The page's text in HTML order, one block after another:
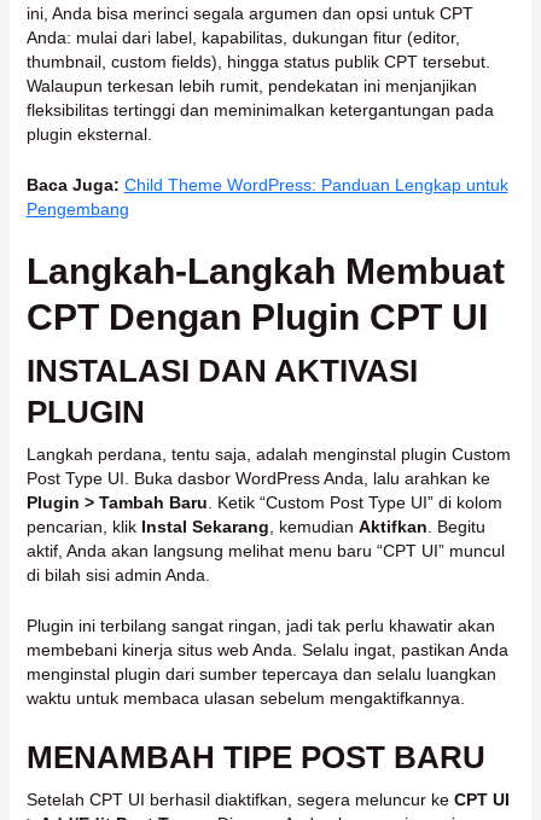
ini, Anda bisa merinci segala argumen dan opsi untuk CPT
Anda: mulai dari label, kapabilitas, dukungan fitur (editor,
thumbnail, custom fields), hingga status publik CPT tersebut.
Walaupun terkesan lebih rumit, pendekatan ini menjanjikan
fleksibilitas tertinggi dan meminimalkan ketergantungan pada
plugin eksternal.
Baca Juga: Child Theme WordPress: Panduan Lengkap untuk
Pengembang
Langkah-Langkah Membuat
CPT Dengan Plugin CPT UI
INSTALASI DAN AKTIVASI
PLUGIN
Langkah perdana, tentu saja, adalah menginstal plugin Custom
Post Type UI. Buka dasbor WordPress Anda, lalu arahkan ke
Plugin > Tambah Baru . Ketik “Custom Post Type UI” di kolom
pencarian, klik Instal Sekarang , kemudian Aktifkan . Begitu
aktif, Anda akan langsung melihat menu baru “CPT UI” muncul
di bilah sisi admin Anda.
Plugin ini terbilang sangat ringan, jadi tak perlu khawatir akan
membebani kinerja situs web Anda. Selalu ingat, pastikan Anda
menginstal plugin dari sumber tepercaya dan selalu luangkan
waktu untuk membaca ulasan sebelum mengaktifkannya.
MENAMBAH TIPE POST BARU
Setelah CPT UI berhasil diaktifkan, segera meluncur ke CPT UI